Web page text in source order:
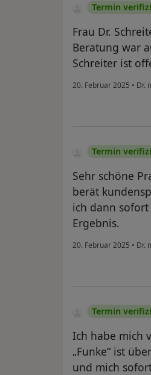
Termin
Frau Dr.
Beratung war
Schreiter ist
20. Februar 2025 • Dr.
Termin
Sehr schöne
berät
ich dann
Ergebnis.
20. Februar 2025 • Dr.
Termin
Ich habe mich
„Funke“ ist
und mich